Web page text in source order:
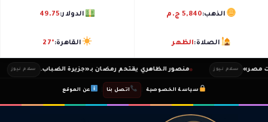
الذهب:5,840 ج.م الدولار:49.75
الصلاة:الظهر القاهرة:27°
سلام نيوز منصور الظاهري يقتحم رمضان بـ«جزيرة الضباب. سلام نيوز
سياسة الخصوصية اتصل بنا عن الموقع